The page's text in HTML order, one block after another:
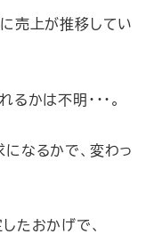
売上が推移してい
かは不明・・・。
なるかで、変わっ
たおかげで、